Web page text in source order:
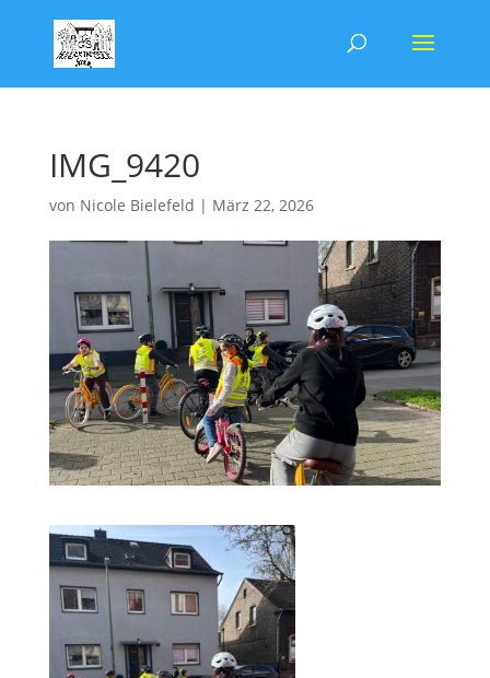
IMG_9420
von Nicole Bielefeld | März 22, 2026